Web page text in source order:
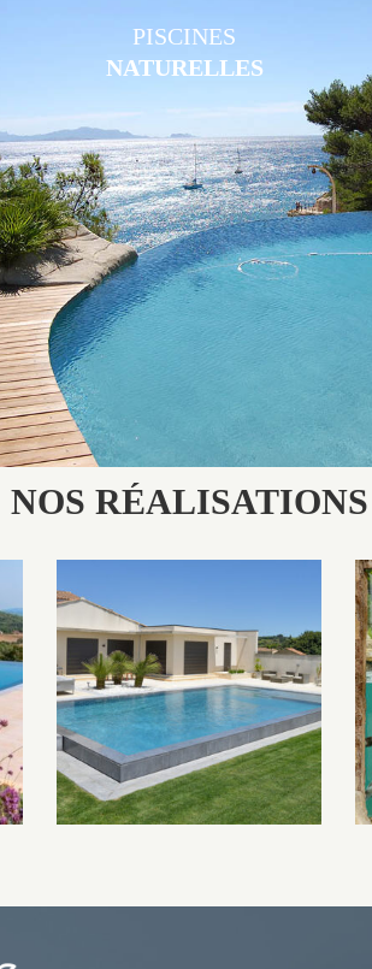
Les piscines en béton naturelles Jacques Brens sont originales,
s’intègrent parfaitement à leur environnement grâce à un jeu de
volume et de matière sur-mesure conçu par notre bureau d’étude
spécialisé.
PISCINES
NATURELLES
NOS RÉALISATIONS